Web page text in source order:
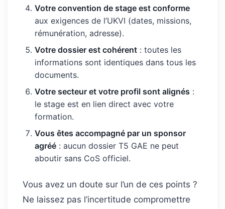
Votre convention de stage est conforme
aux exigences de l’UKVI (dates, missions,
rémunération, adresse).
Votre dossier est cohérent : toutes les
informations sont identiques dans tous les
documents.
Votre secteur et votre profil sont alignés :
le stage est en lien direct avec votre
formation.
Vous êtes accompagné par un sponsor
agréé : aucun dossier T5 GAE ne peut
aboutir sans CoS officiel.
Vous avez un doute sur l’un de ces points ?
Ne laissez pas l’incertitude compromettre